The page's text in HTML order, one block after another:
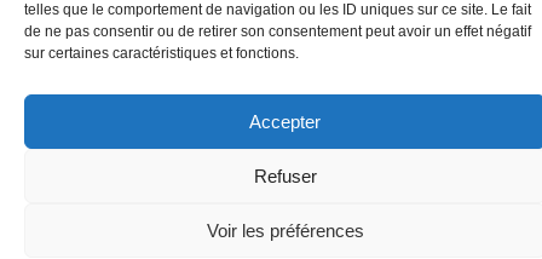
telles que le comportement de navigation ou les ID uniques sur ce site. Le fait
de ne pas consentir ou de retirer son consentement peut avoir un effet négatif
sur certaines caractéristiques et fonctions.
Accepter
Refuser
Voir les préférences